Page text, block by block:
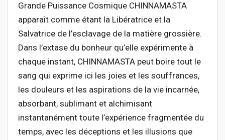
Grande Puissance Cosmique CHINNAMASTA
apparaît comme étant la Libératrice et la
Salvatrice de l’esclavage de la matière grossière.
Dans l’extase du bonheur qu’elle expérimente à
chaque instant, CHINNAMASTA peut boire tout le
sang qui exprime ici les joies et les souffrances,
les douleurs et les aspirations de la vie incarnée,
absorbant, sublimant et alchimisant
instantanément toute l’expérience fragmentée du
temps, avec les déceptions et les illusions que